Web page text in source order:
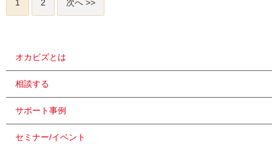
1 2 次へ >>
オカビズとは
相談する
サポート事例
セミナー/イベント